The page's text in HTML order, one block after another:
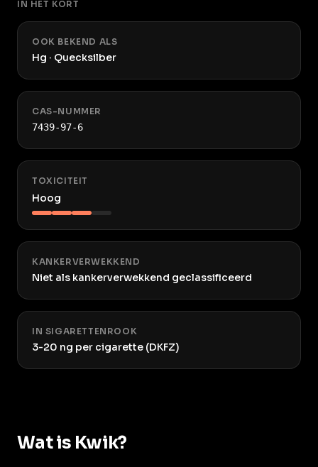
IN HET KORT
OOK BEKEND ALS
Hg · Quecksilber
CAS-NUMMER
7439-97-6
TOXICITEIT
Hoog
KANKERVERWEKKEND
Niet als kankerverwekkend geclassificeerd
IN SIGARETTENROOK
3-20 ng per cigarette (DKFZ)
Wat is Kwik?